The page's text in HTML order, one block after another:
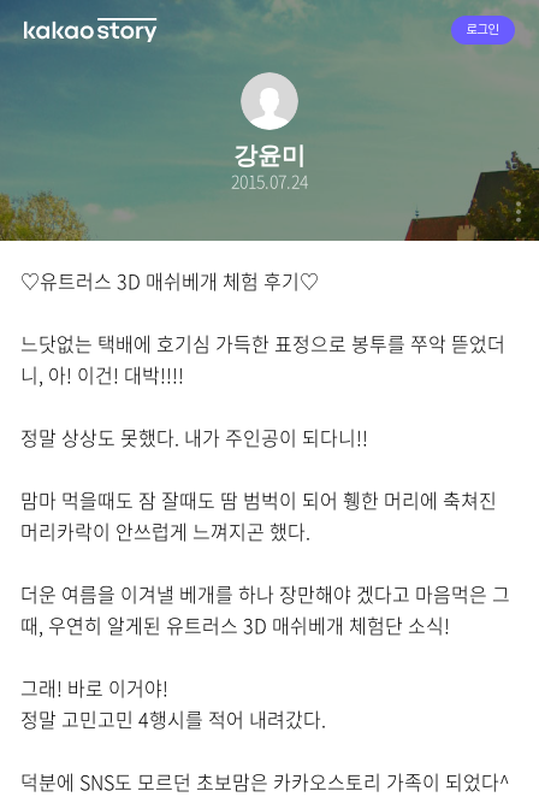
로그인
강윤미
2015.07.24
♡유트러스 3D 매쉬베개 체험 후기♡
느닷없는 택배에 호기심 가득한 표정으로 봉투를 쭈악 뜯었더
니, 아! 이건! 대박!!!!
정말 상상도 못했다. 내가 주인공이 되다니!!
맘마 먹을때도 잠 잘때도 땀 범벅이 되어 휑한 머리에 축쳐진
머리카락이 안쓰럽게 느껴지곤 했다.
더운 여름을 이겨낼 베개를 하나 장만해야 겠다고 마음먹은 그
때, 우연히 알게된 유트러스 3D 매쉬베개 체험단 소식!
그래! 바로 이거야!
정말 고민고민 4행시를 적어 내려갔다.
덕분에 SNS도 모르던 초보맘은 카카오스토리 가족이 되었다^